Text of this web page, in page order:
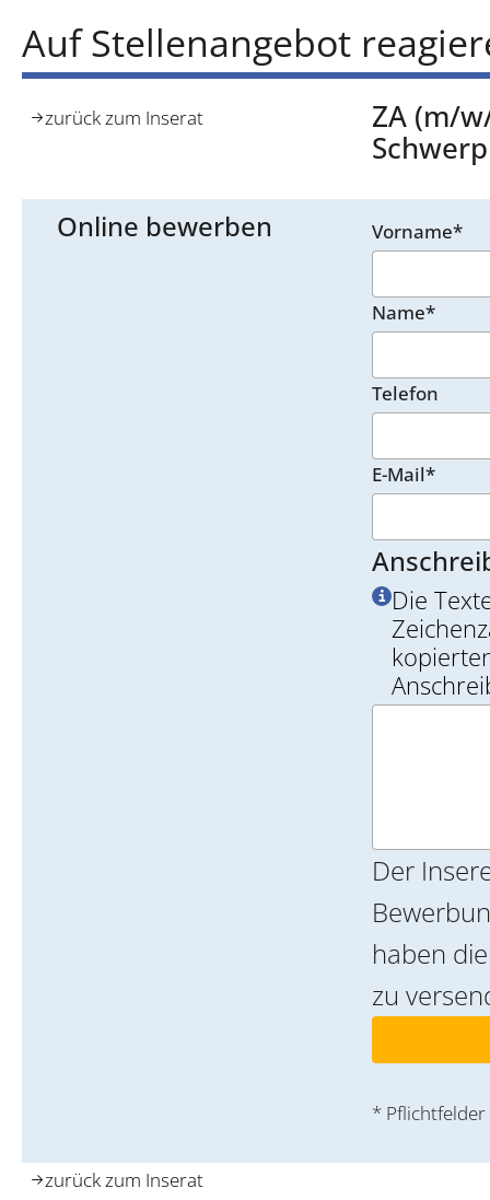
Auf Stellenangebot
zurück zum Inserat
ZA (m/
Online bewerben Vorname*
Name*
Telefon
E-Mail*
Die
Der
haben die Möglichkeit, eine Text-E-Mail als Bewerbung
zu
* Pflichtfelder
zurück zum Inserat